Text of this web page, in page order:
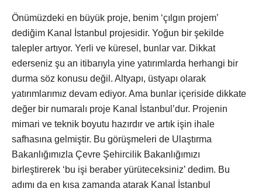
Önümüzdeki en büyük proje, benim ‘çılgın projem’
dediğim Kanal İstanbul projesidir. Yoğun bir şekilde
talepler artıyor. Yerli ve küresel, bunlar var. Dikkat
ederseniz şu an itibarıyla yine yatırımlarda herhangi bir
durma söz konusu değil. Altyapı, üstyapı olarak
yatırımlarımız devam ediyor. Ama bunlar içeriside dikkate
değer bir numaralı proje Kanal İstanbul’dur. Projenin
mimari ve teknik boyutu hazırdır ve artık işin ihale
safhasına gelmiştir. Bu görüşmeleri de Ulaştırma
Bakanlığımızla Çevre Şehircilik Bakanlığımızı
birleştirerek ‘bu işi beraber yürüteceksiniz’ dedim. Bu
adımı da en kısa zamanda atarak Kanal İstanbul